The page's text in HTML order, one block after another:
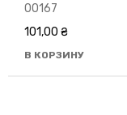
00167
101,00 ₴
В КОРЗИНУ